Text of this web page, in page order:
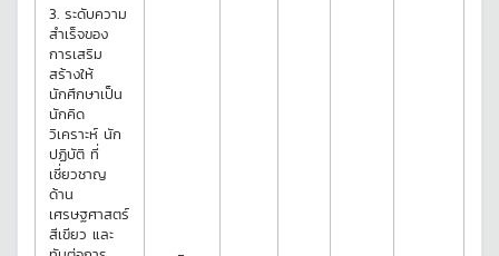
3. ระดับความ
สำเร็จของ
การเสริม
สร้างให้
นักศึกษาเป็น
นักคิด
วิเคราะห์ นัก
ปฏิบัติ ที่
เชี่ยวชาญ
ด้าน
เศรษฐศาสตร์
สีเขียว และ